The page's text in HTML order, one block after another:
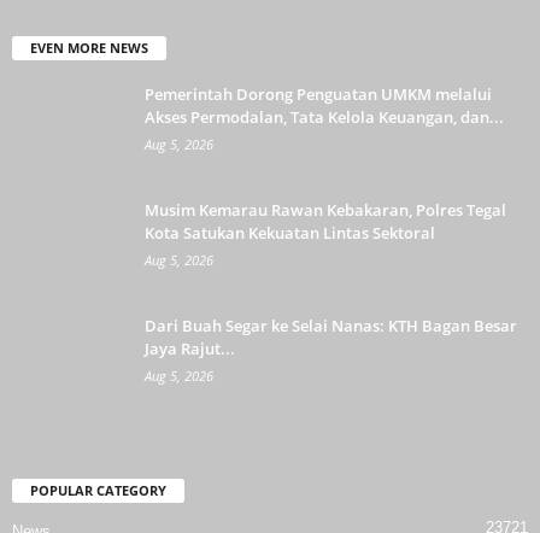
EVEN MORE NEWS
Pemerintah Dorong Penguatan UMKM melalui
Akses Permodalan, Tata Kelola Keuangan, dan...
Aug 5, 2026
Musim Kemarau Rawan Kebakaran, Polres Tegal
Kota Satukan Kekuatan Lintas Sektoral
Aug 5, 2026
Dari Buah Segar ke Selai Nanas: KTH Bagan Besar
Jaya Rajut...
Aug 5, 2026
POPULAR CATEGORY
23721